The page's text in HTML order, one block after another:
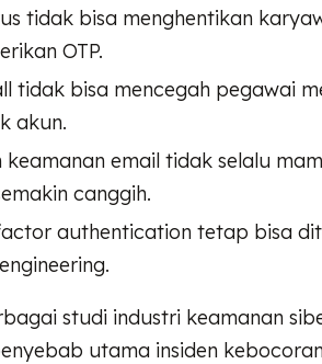
tidak bisa menghentikan
OTP.
tidak bisa mencegah pegawai
akun.
keamanan email tidak selalu
canggih.
authentication tetap bisa
studi industri keamanan
utama insiden